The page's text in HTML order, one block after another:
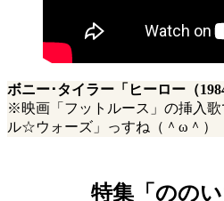
ボニー･タイラー「ヒーロー（
※映画「フットルース」の挿入
ル☆ウォーズ」っすね（＾ω＾）
特集「ののい